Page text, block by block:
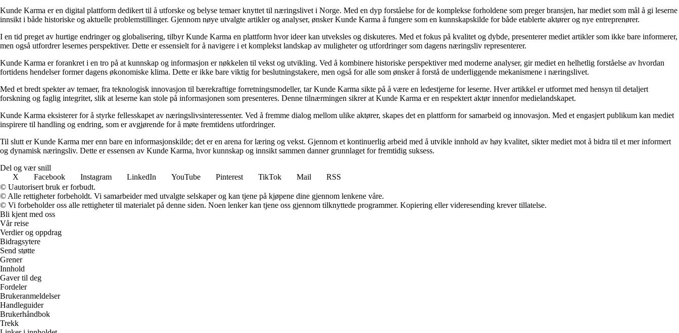
Kunde Karma er en digital plattform dedikert til å utforske og belyse temaer knyttet til næringslivet i Norge. Med en dyp forståelse for de komplekse forholdene som preger bransjen, har mediet som mål å gi leserne
innsikt i både historiske og aktuelle problemstillinger. Gjennom nøye utvalgte artikler og analyser, ønsker Kunde Karma å fungere som en kunnskapskilde for både etablerte aktører og nye entreprenører.
I en tid preget av hurtige endringer og globalisering, tilbyr Kunde Karma en plattform hvor ideer kan utveksles og diskuteres. Med et fokus på kvalitet og dybde, presenterer mediet artikler som ikke bare informerer,
men også utfordrer lesernes perspektiver. Dette er essensielt for å navigere i et komplekst landskap av muligheter og utfordringer som dagens næringsliv representerer.
Kunde Karma er forankret i en tro på at kunnskap og informasjon er nøkkelen til vekst og utvikling. Ved å kombinere historiske perspektiver med moderne analyser, gir mediet en helhetlig forståelse av hvordan
fortidens hendelser former dagens økonomiske klima. Dette er ikke bare viktig for beslutningstakere, men også for alle som ønsker å forstå de underliggende mekanismene i næringslivet.
Med et bredt spekter av temaer, fra teknologisk innovasjon til bærekraftige forretningsmodeller, tar Kunde Karma sikte på å være en ledestjerne for leserne. Hver artikkel er utformet med hensyn til detaljert
forskning og faglig integritet, slik at leserne kan stole på informasjonen som presenteres. Denne tilnærmingen sikrer at Kunde Karma er en respektert aktør innenfor medielandskapet.
Kunde Karma eksisterer for å styrke fellesskapet av næringslivsinteressenter. Ved å fremme dialog mellom ulike aktører, skapes det en plattform for samarbeid og innovasjon. Med et engasjert publikum kan mediet
inspirere til handling og endring, som er avgjørende for å møte fremtidens utfordringer.
Til slutt er Kunde Karma mer enn bare en informasjonskilde; det er en arena for læring og vekst. Gjennom et kontinuerlig arbeid med å utvikle innhold av høy kvalitet, sikter mediet mot å bidra til et mer informert
og dynamisk næringsliv. Dette er essensen av Kunde Karma, hvor kunnskap og innsikt sammen danner grunnlaget for fremtidig suksess.
Del og vær snill
X
Facebook Instagram LinkedIn YouTube Pinterest TikTok Mail
RSS
© Uautorisert bruk er forbudt.
© Alle rettigheter forbeholdt. Vi samarbeider med utvalgte selskaper og kan tjene på kjøpene dine gjennom lenkene våre.
© Vi forbeholder oss alle rettigheter til materialet på denne siden. Noen lenker kan tjene oss gjennom tilknyttede programmer. Kopiering eller videresending krever tillatelse.
Bli kjent med oss
Vår reise
Verdier og oppdrag
Bidragsytere
Send støtte
Grener
Innhold
Gaver til deg
Fordeler
Brukeranmeldelser
Handleguider
Brukerhåndbok
Trekk